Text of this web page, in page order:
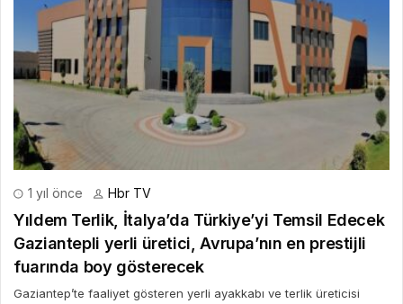
1 yıl önce Hbr TV
Yıldem Terlik, İtalya’da Türkiye’yi Temsil Edecek
Gaziantepli yerli üretici, Avrupa’nın en prestijli
fuarında boy gösterecek
Gaziantep’te faaliyet gösteren yerli ayakkabı ve terlik üreticisi